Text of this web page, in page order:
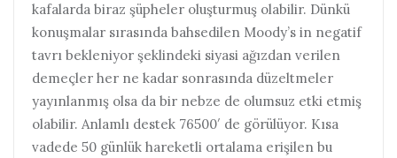
kafalarda biraz şüpheler oluşturmuş olabilir. Dünkü
konuşmalar sırasında bahsedilen Moody’s in negatif
tavrı bekleniyor şeklindeki siyasi ağızdan verilen
demeçler her ne kadar sonrasında düzeltmeler
yayınlanmış olsa da bir nebze de olumsuz etki etmiş
olabilir. Anlamlı destek 76500′ de görülüyor. Kısa
vadede 50 günlük hareketli ortalama erişilen bu